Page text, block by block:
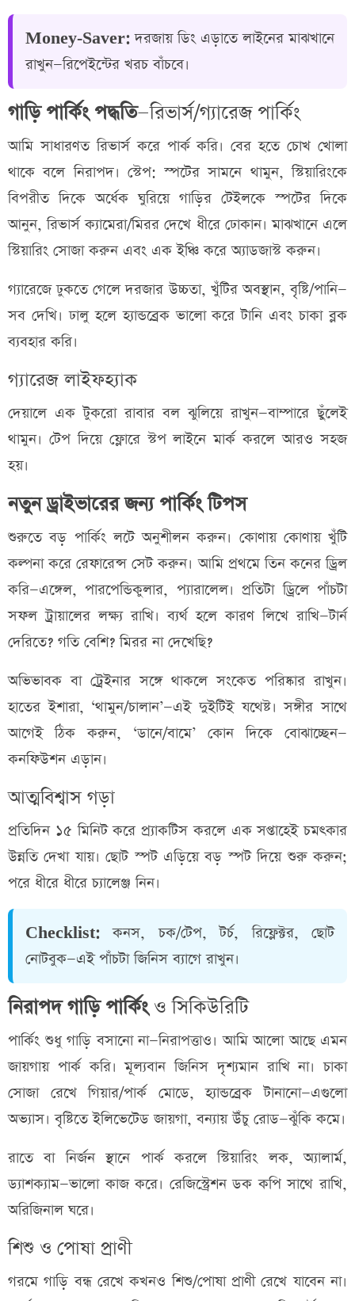
Money‑Saver: দরজায় ডিং এড়াতে লাইনের মাঝখানে
রাখুন—রিপেইন্টের খরচ বাঁচবে।
গাড়ি পার্কিং পদ্ধতি—রিভার্স/গ্যারেজ পার্কিং
আমি সাধারণত রিভার্স করে পার্ক করি। বের হতে চোখ খোলা
থাকে বলে নিরাপদ। স্টেপ: স্পটের সামনে থামুন, স্টিয়ারিংকে
বিপরীত দিকে অর্ধেক ঘুরিয়ে গাড়ির টেইলকে স্পটের দিকে
আনুন, রিভার্স ক্যামেরা/মিরর দেখে ধীরে ঢোকান। মাঝখানে এলে
স্টিয়ারিং সোজা করুন এবং এক ইঞ্চি করে অ্যাডজাস্ট করুন।
গ্যারেজে ঢুকতে গেলে দরজার উচ্চতা, খুঁটির অবস্থান, বৃষ্টি/পানি—
সব দেখি। ঢালু হলে হ্যান্ডব্রেক ভালো করে টানি এবং চাকা ব্লক
ব্যবহার করি।
গ্যারেজ লাইফহ্যাক
দেয়ালে এক টুকরো রাবার বল ঝুলিয়ে রাখুন—বাম্পারে ছুঁলেই
থামুন। টেপ দিয়ে ফ্লোরে স্টপ লাইনে মার্ক করলে আরও সহজ
হয়।
নতুন ড্রাইভারের জন্য পার্কিং টিপস
শুরুতে বড় পার্কিং লটে অনুশীলন করুন। কোণায় কোণায় খুঁটি
কল্পনা করে রেফারেন্স সেট করুন। আমি প্রথমে তিন কনের ড্রিল
করি—এঙ্গেল, পারপেন্ডিকুলার, প্যারালেল। প্রতিটা ড্রিলে পাঁচটা
সফল ট্রায়ালের লক্ষ্য রাখি। ব্যর্থ হলে কারণ লিখে রাখি—টার্ন
দেরিতে? গতি বেশি? মিরর না দেখেছি?
অভিভাবক বা ট্রেইনার সঙ্গে থাকলে সংকেত পরিষ্কার রাখুন।
হাতের ইশারা, ‘থামুন/চালান’—এই দুইটিই যথেষ্ট। সঙ্গীর সাথে
আগেই ঠিক করুন, ‘ডানে/বামে’ কোন দিকে বোঝাচ্ছেন—
কনফিউশন এড়ান।
আত্মবিশ্বাস গড়া
প্রতিদিন ১৫ মিনিট করে প্র্যাকটিস করলে এক সপ্তাহেই চমৎকার
উন্নতি দেখা যায়। ছোট স্পট এড়িয়ে বড় স্পট দিয়ে শুরু করুন;
পরে ধীরে ধীরে চ্যালেঞ্জ নিন।
Checklist: কনস, চক/টেপ, টর্চ, রিফ্লেক্টর, ছোট
নোটবুক—এই পাঁচটা জিনিস ব্যাগে রাখুন।
নিরাপদ গাড়ি পার্কিংও সিকিউরিটি
পার্কিং শুধু গাড়ি বসানো না—নিরাপত্তাও। আমি আলো আছে এমন
জায়গায় পার্ক করি। মূল্যবান জিনিস দৃশ্যমান রাখি না। চাকা
সোজা রেখে গিয়ার/পার্ক মোডে, হ্যান্ডব্রেক টানানো—এগুলো
অভ্যাস। বৃষ্টিতে ইলিভেটেড জায়গা, বন্যায় উঁচু রোড—ঝুঁকি কমে।
রাতে বা নির্জন স্থানে পার্ক করলে স্টিয়ারিং লক, অ্যালার্ম,
ড্যাশক্যাম—ভালো কাজ করে। রেজিস্ট্রেশন ডক কপি সাথে রাখি,
অরিজিনাল ঘরে।
শিশু ও পোষা প্রাণী
গরমে গাড়ি বন্ধ রেখে কখনও শিশু/পোষা প্রাণী রেখে যাবেন না।